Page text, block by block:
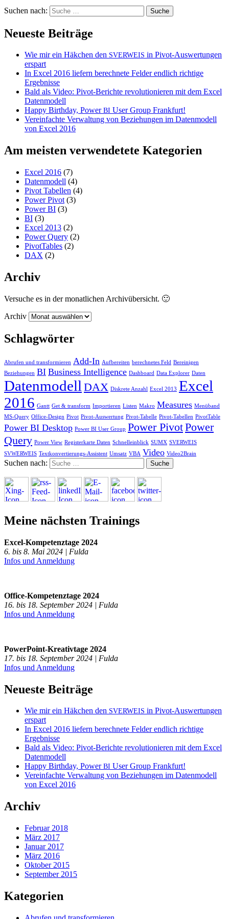
Suchen nach:
Neueste Beiträge
Wie mir ein Häkchen den SVERWEIS in Pivot-Auswertungen
erspart
In Excel 2016 liefern berechnete Felder endlich richtige
Ergebnisse
Bald als Video: Pivot-Berichte revolutionieren mit dem Excel
Datenmodell
Happy Birthday, PowerBI User Group Frankfurt!
Vereinfachte Verwaltung von Beziehungen im Datenmodell
von Excel 2016
Am meisten verwendetete Kategorien
Excel 2016 (7)
Datenmodell (4)
Pivot Tabellen (4)
Power Pivot (3)
Power BI (3)
BI (3)
Excel 2013 (2)
Power Query (2)
PivotTables (2)
DAX (2)
Archiv
Versuche es in der monatlichen Archivübersicht. 🙂
Archiv
Schlagwörter
Abrufen und transformieren Add-In Aufbereiten berechnetes Feld Bereinigen
Beziehungen BI Business Intelligence Dashboard Data Explorer Daten
Datenmodell DAX Diskrete Anzahl Excel 2013 Excel
2016 Gantt Get & transform Importieren Listen Makro Measures Menüband
MS-Query Office-Design Pivot Pivot-Auswertung Pivot-Tabelle Pivot-Tabellen PivotTable
Power BI Desktop Power BI User Group Power PivotPower
Query Power View Registerkarte Daten Schnelleinblick SUMX SVERWEIS
SVWERWEIS Textkonvertierungs-Assistent Umsatz VBA Video Video2Brain
Suchen nach:
Meine nächsten Trainings
Excel-Kompetenztage 2024
6. bis 8. Mai 2024 | Fulda
Infos und Anmeldung
Office-Kompetenztage 2024
16. bis 18. September 2024 | Fulda
Infos und Anmeldung
PowerPoint-Kreativtage 2024
17. bis 18. September 2024 | Fulda
Infos und Anmeldung
Neueste Beiträge
Wie mir ein Häkchen den SVERWEIS in Pivot-Auswertungen
erspart
In Excel 2016 liefern berechnete Felder endlich richtige
Ergebnisse
Bald als Video: Pivot-Berichte revolutionieren mit dem Excel
Datenmodell
Happy Birthday, PowerBI User Group Frankfurt!
Vereinfachte Verwaltung von Beziehungen im Datenmodell
von Excel 2016
Archiv
Februar 2018
März 2017
Januar 2017
März 2016
Oktober 2015
September 2015
Kategorien